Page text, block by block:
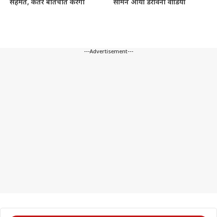
सहमत, कतर बातचीत करेगा सामने आया डरावना वीडियो
---Advertisement---